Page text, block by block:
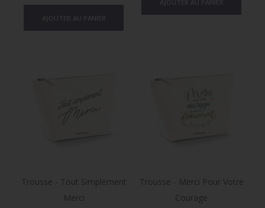
Trousse - Tout Simplement
Merci
Trousse - Merci Pour Votre
Courage